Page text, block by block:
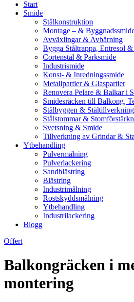
Start
Smide
Stålkonstruktion
Montage – &
Avväxlingar & Avbärning
Bygga Ståltrappa, Entresol
Cortenstål & Parksmide
Industrismide
Konst- & Inredningssmide
Metallpartier & Glaspartier
Renovera Pelare & Balkar i
Smidesräcken till Balkong,
Stålbyggen & Ståltillverkning
Stålstommar &
Svetsning & Smide
Tillverkning av Grindar &
Ytbehandling
Pulvermålning
Pulverlackering
Sandblästring
Blästring
Industrimålning
Rostskyddsmålning
Ytbehandling
Industrilackering
Blogg
Offert
Balkongräcken i
montering